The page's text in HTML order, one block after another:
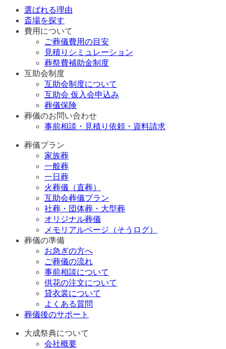
選ばれる理由
斎場を探す
費用について
ご葬儀費用の目安
見積りシミュレーション
葬祭費補助金制度
互助会制度
互助会制度について
互助会 仮入会申込み
葬儀保険
葬儀のお問い合わせ
事前相談・見積り依頼・資料請求
葬儀プラン
家族葬
一般葬
一日葬
火葬儀（直葬）
互助会葬儀プラン
社葬・団体葬・大型葬
オリジナル葬儀
メモリアルページ（そうログ）
葬儀の準備
お急ぎの方へ
ご葬儀の流れ
事前相談について
供花の注文について
貸衣裳について
よくある質問
葬儀後のサポート
大成祭典について
会社概要